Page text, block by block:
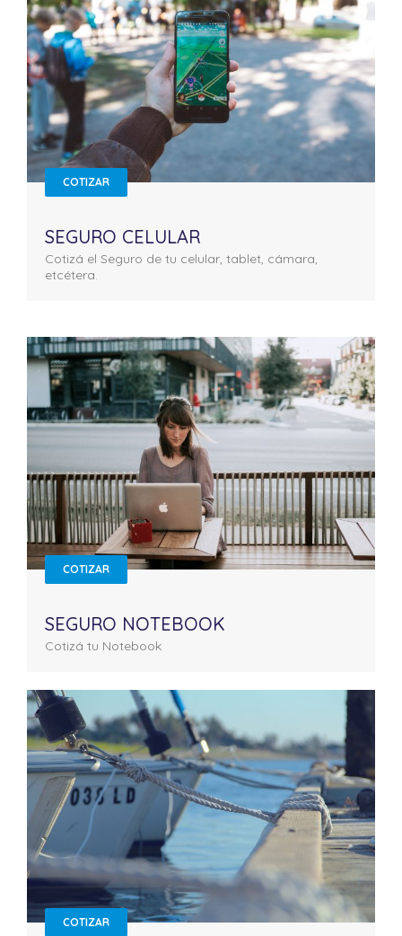
COTIZAR
SEGURO CELULAR
Cotizá el Seguro de tu celular, tablet, cámara,
etcétera.
COTIZAR
SEGURO NOTEBOOK
Cotizá tu Notebook
COTIZAR